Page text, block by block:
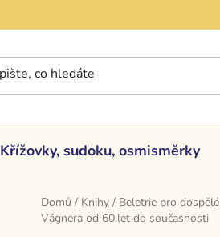
Křížovky, sudoku, osmisměrky
Domů / Knihy / Beletrie pro dospělé
Vágnera od 60.let do současnosti